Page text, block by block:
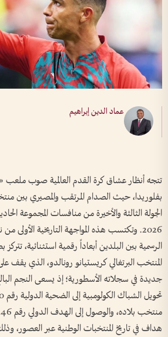
عماد الدين إبراهيم
تتجه أنظار عشاق كرة القدم العالمية صوب
بفلوريدا، حيث الصدام المرتقب والمصيري بين
الجولة الثالثة والأخيرة من منافسات المجموعة
2026. وتكتسب هذه المواجهة التاريخية الأولى
الرسمية بين البلدين أبعاداً رقمية استثنائية،
المنتخب البرتغالي كريستيانو رونالدو، الذي
هداف في تاريخ المنتخبات الوطنية عبر العصور،